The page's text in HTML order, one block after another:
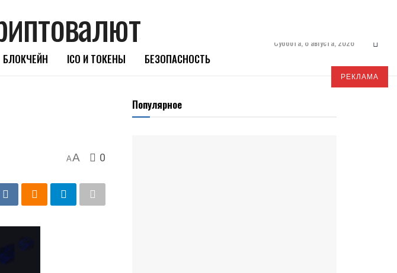
БЛОКЧЕЙН ICO И ТОКЕНЫ БЕЗОПАСНОСТЬ
Суббота, 8 августа, 2026
РЕКЛАМА
AA 0
Популярное